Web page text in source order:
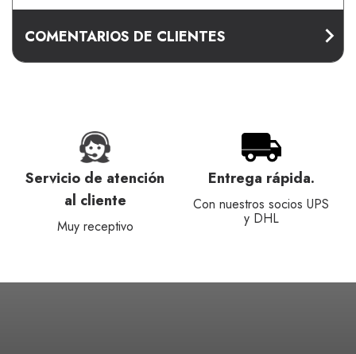
COMENTARIOS DE CLIENTES
Servicio de atención
al cliente
Muy receptivo
Entrega rápida.
Con nuestros socios UPS
y DHL